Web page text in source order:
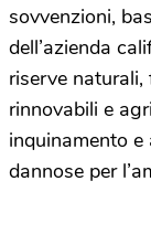
sovvenzioni,
dell’azienda
riserve naturali,
rinnovabili e
inquinamento
dannose per